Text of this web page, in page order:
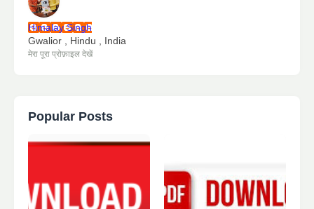
Himalay Singh
Gwalior , Hindu , India
मेरा पूरा प्रोफ़ाइल देखें
Popular Posts